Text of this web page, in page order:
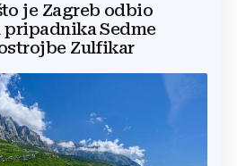
je Zagreb odbio
pripadnika Sedme
Zulfikar